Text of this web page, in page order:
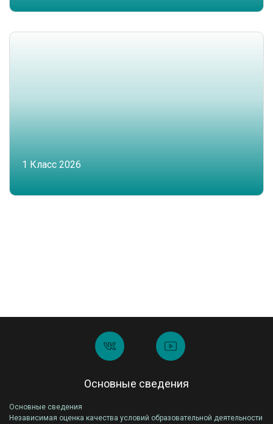
1 Класс 2026
Основные сведения
Основные сведения
Независимая оценка качества условий образовательной деятельности